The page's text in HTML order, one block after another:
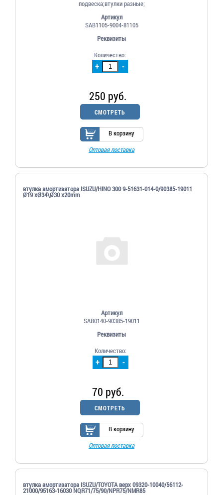
подвеска;втулки разные;
Артикул
SAB1105-9004-81105
Реквизиты
+ -
Количество:
250 руб.
СМОТРЕТЬ
В корзину
Оптовая поставка
втулка амортизатора ISUZU/HINO 300 9-51631-014-0/90385-19011
Ø19 xØ34\Ø30 x20mm
Артикул
SAB0140-90385-19011
Реквизиты
+ -
Количество:
70 руб.
СМОТРЕТЬ
В корзину
Оптовая поставка
втулка амортизатора ISUZU/TOYOTA верх 09320-10040/56112-
21000/95163-16030 NQR71/75/90/NPR75/NMR85